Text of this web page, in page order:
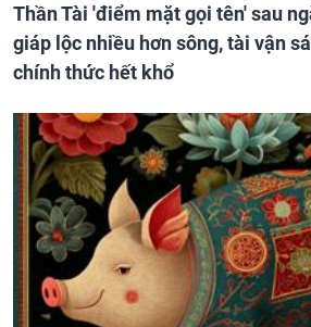
Thần Tài 'điểm mặt gọi tên' sau
giáp lộc nhiều hơn sông, tài vận
chính thức hết khổ